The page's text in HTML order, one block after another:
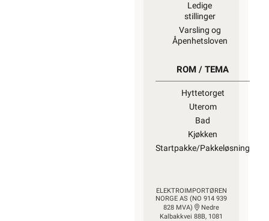
Ledige
stillinger
Varsling og
Åpenhetsloven
ROM / TEMA
Hyttetorget
Uterom
Bad
Kjøkken
Startpakke/Pakkeløsning
ELEKTROIMPORTØREN
NORGE AS (NO 914 939
828 MVA)
Nedre
Kalbakkvei 88B, 1081